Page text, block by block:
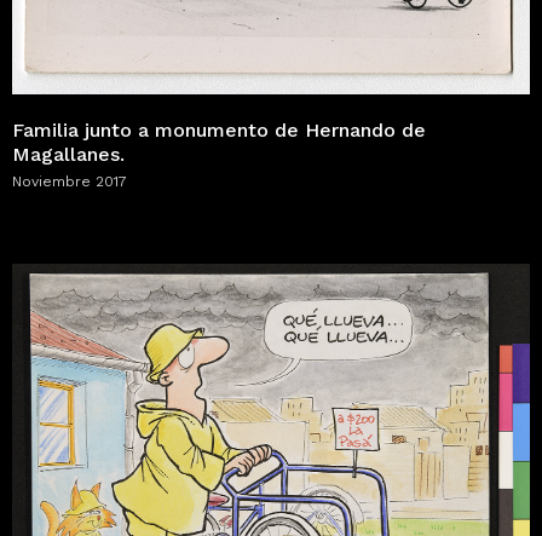
Familia junto a monumento de Hernando de
Magallanes.
Noviembre 2017